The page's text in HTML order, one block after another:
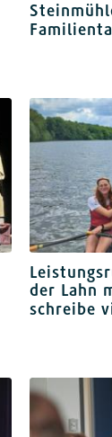
der Lahn
schreibe